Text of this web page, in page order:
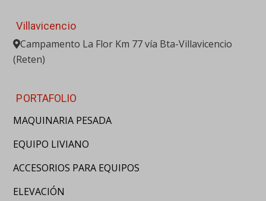
Villavicencio
Campamento La Flor Km 77 vía Bta-Villavicencio
(Reten)
PORTAFOLIO
MAQUINARIA PESADA
EQUIPO LIVIANO
ACCESORIOS PARA EQUIPOS
ELEVACIÓN